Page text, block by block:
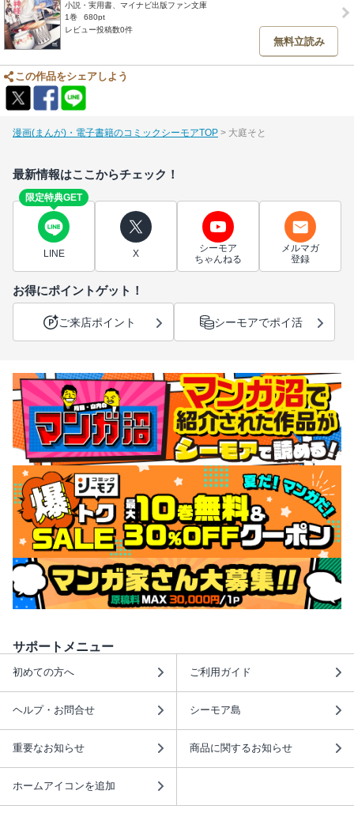
小説・実用書、マイナビ出版ファン文庫
1巻
680pt
レビュー投稿数0件
無料立読み
この作品をシェアしよう
漫画(まんが)・電子書籍のコミックシーモアTOP 大庭そと
最新情報はここからチェック！
限定特典GET
LINE X
シーモア
ちゃんねる
メルマガ
登録
お得にポイントゲット！
ご来店ポイント シーモアでポイ活
サポートメニュー
初めての方へ ご利用ガイド
ヘルプ・お問合せ シーモア島
重要なお知らせ 商品に関するお知らせ
ホームアイコンを追加